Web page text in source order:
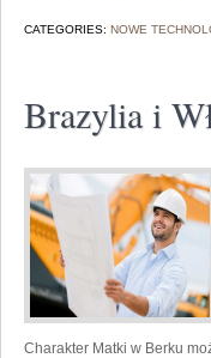
CATEGORIES: NOWE
Brazylia i
Charakter Matki w Berku